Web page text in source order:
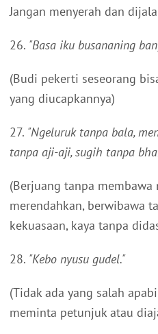
Jangan menyerah dan
26. "Basa iku busananing
(Budi pekerti seseorang
yang diucapkannya)
27. "Ngeluruk tanpa bala,
tanpa aji-aji, sugih tanpa
(Berjuang tanpa membawa
merendahkan, berwibawa
kekuasaan, kaya tanpa
28. "Kebo nyusu gudel."
(Tidak ada yang salah
meminta petunjuk atau